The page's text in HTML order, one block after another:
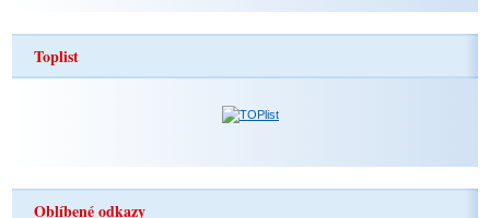
Toplist
Oblíbené odkazy